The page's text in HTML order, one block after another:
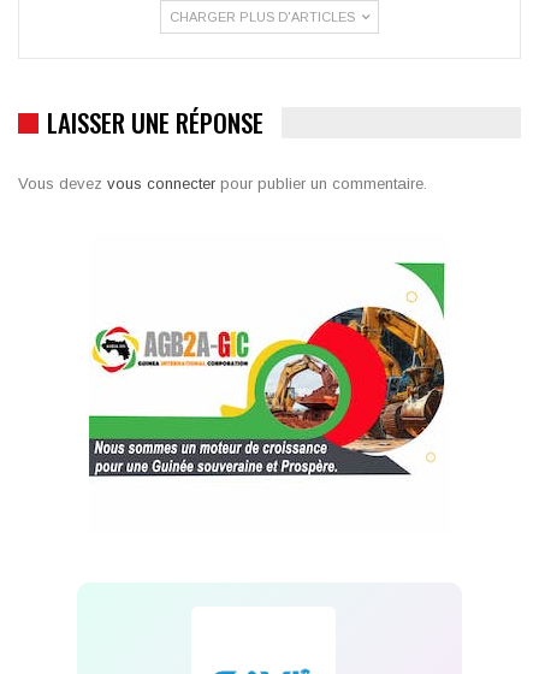
CHARGER PLUS D'ARTICLES
LAISSER UNE RÉPONSE
Vous devez vous connecter pour publier un commentaire.